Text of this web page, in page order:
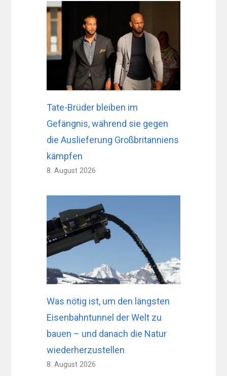
Tate-Brüder bleiben im
Gefängnis, während sie gegen
die Auslieferung Großbritanniens
kämpfen
8. August 2026
Was nötig ist, um den längsten
Eisenbahntunnel der Welt zu
bauen – und danach die Natur
wiederherzustellen
8. August 2026